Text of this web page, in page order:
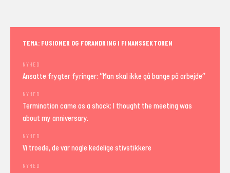
TEMA: FUSIONER OG FORANDRING I FINANSSEKTOREN
NYHED
Ansatte frygter fyringer: “Man skal ikke gå bange på arbejde”
NYHED
Termination came as a shock: I thought the meeting was
about my anniversary.
NYHED
Vi troede, de var nogle kedelige stivstikkere
NYHED